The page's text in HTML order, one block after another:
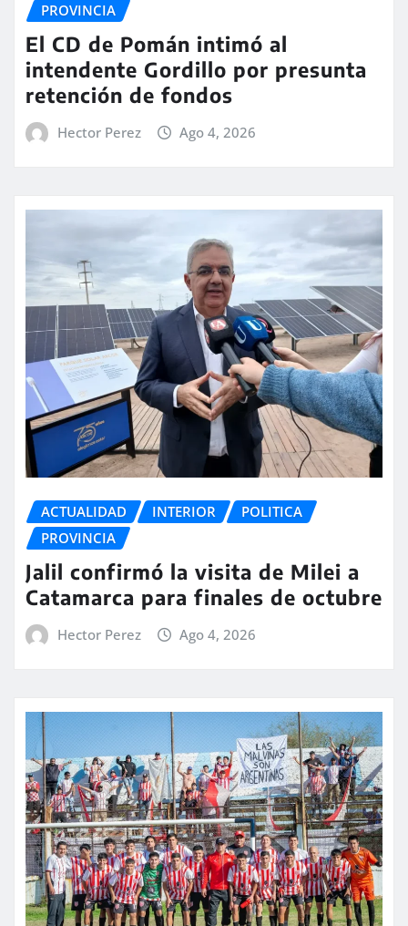
PROVINCIA
El CD de Pomán intimó al
intendente Gordillo por presunta
retención de fondos
Hector Perez Ago 4, 2026
ACTUALIDAD INTERIOR
POLITICA
PROVINCIA
Jalil confirmó la visita de Milei a
Catamarca para finales de octubre
Hector Perez Ago 4, 2026